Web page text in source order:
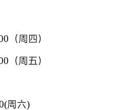
（周四）
（周五）
周六)